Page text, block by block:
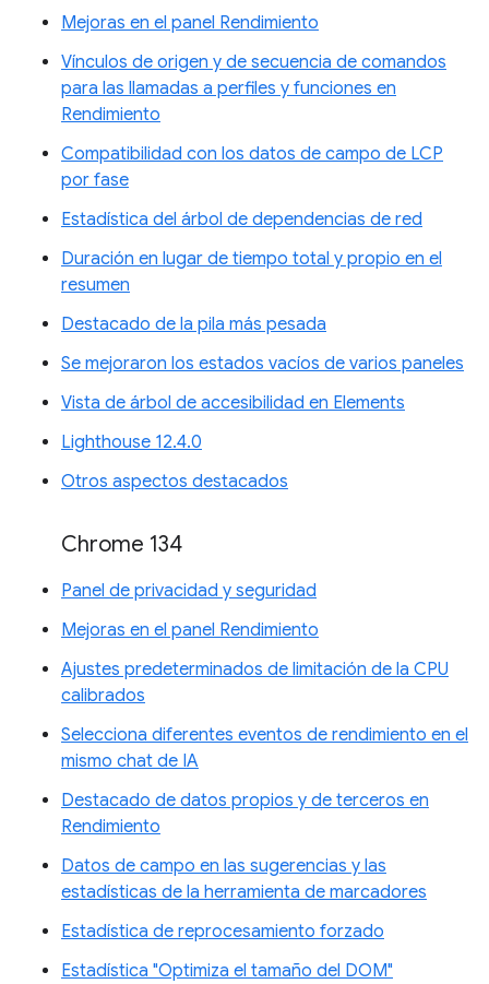
Mejoras en el panel Rendimiento
Vínculos de origen y de secuencia de comandos
para las llamadas a perfiles y funciones en
Rendimiento
Compatibilidad con los datos de campo de LCP
por fase
Estadística del árbol de dependencias de red
Duración en lugar de tiempo total y propio en el
resumen
Destacado de la pila más pesada
Se mejoraron los estados vacíos de varios paneles
Vista de árbol de accesibilidad en Elements
Lighthouse 12.4.0
Otros aspectos destacados
Chrome 134
Panel de privacidad y seguridad
Mejoras en el panel Rendimiento
Ajustes predeterminados de limitación de la CPU
calibrados
Selecciona diferentes eventos de rendimiento en el
mismo chat de IA
Destacado de datos propios y de terceros en
Rendimiento
Datos de campo en las sugerencias y las
estadísticas de la herramienta de marcadores
Estadística de reprocesamiento forzado
Estadística "Optimiza el tamaño del DOM"